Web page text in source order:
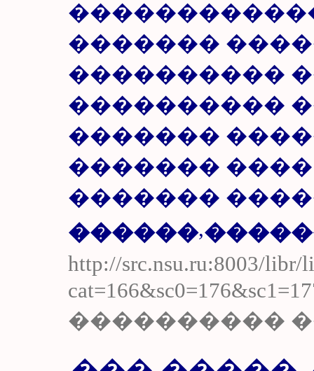
�������
����������
����������
�������
�������
�������
������,
http://src.nsu.ru:8003/libr/
����������